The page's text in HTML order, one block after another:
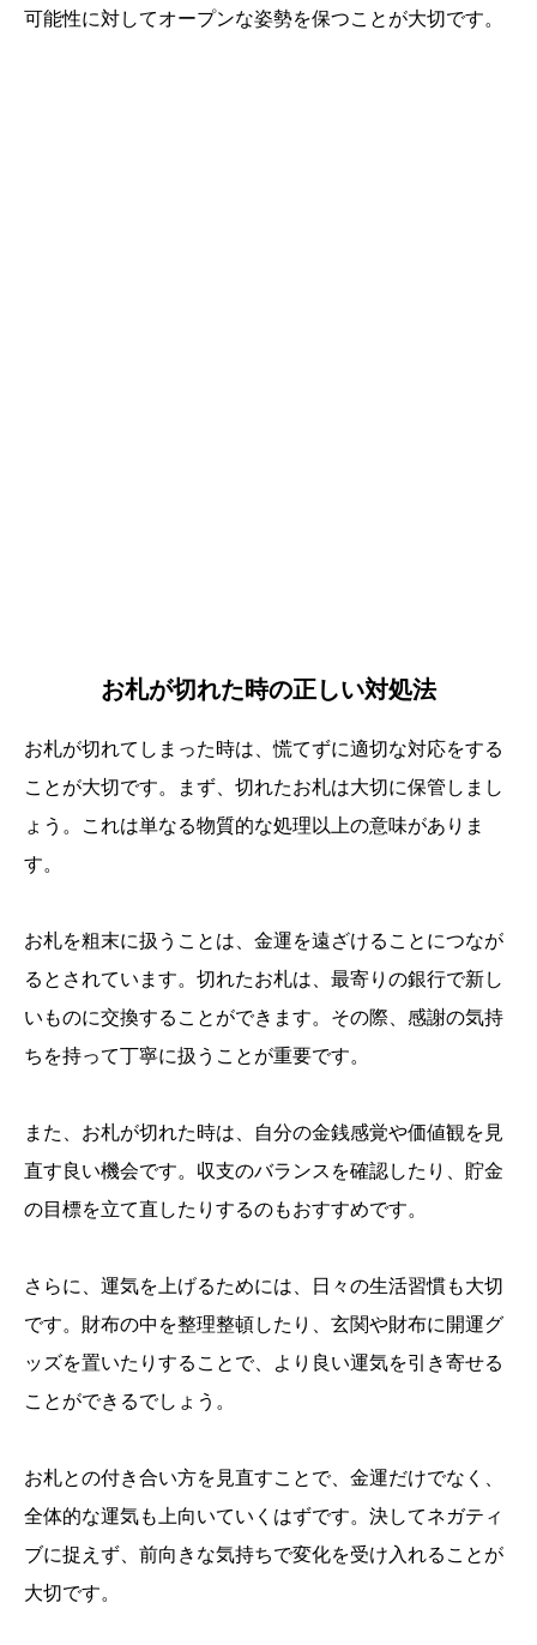
可能性に対してオープンな姿勢を保つことが大切です。
お札が切れた時の正しい対処法
お札が切れてしまった時は、慌てずに適切な対応をする
ことが大切です。まず、切れたお札は大切に保管しまし
ょう。これは単なる物質的な処理以上の意味がありま
す。
お札を粗末に扱うことは、金運を遠ざけることにつなが
るとされています。切れたお札は、最寄りの銀行で新し
いものに交換することができます。その際、感謝の気持
ちを持って丁寧に扱うことが重要です。
また、お札が切れた時は、自分の金銭感覚や価値観を見
直す良い機会です。収支のバランスを確認したり、貯金
の目標を立て直したりするのもおすすめです。
さらに、運気を上げるためには、日々の生活習慣も大切
です。財布の中を整理整頓したり、玄関や財布に開運グ
ッズを置いたりすることで、より良い運気を引き寄せる
ことができるでしょう。
お札との付き合い方を見直すことで、金運だけでなく、
全体的な運気も上向いていくはずです。決してネガティ
ブに捉えず、前向きな気持ちで変化を受け入れることが
大切です。